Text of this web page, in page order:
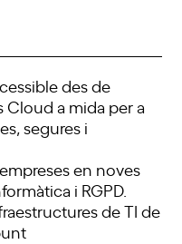
des de
a mida per a
segures i
en noves
i RGPD.
de TI de